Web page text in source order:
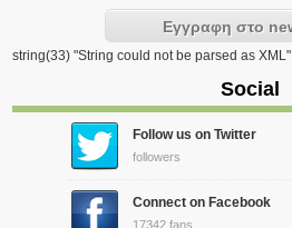
string(33) "String could not be parsed as XML"
Social
Follow us on Twitter
followers
Connect on Facebook
17342 fans